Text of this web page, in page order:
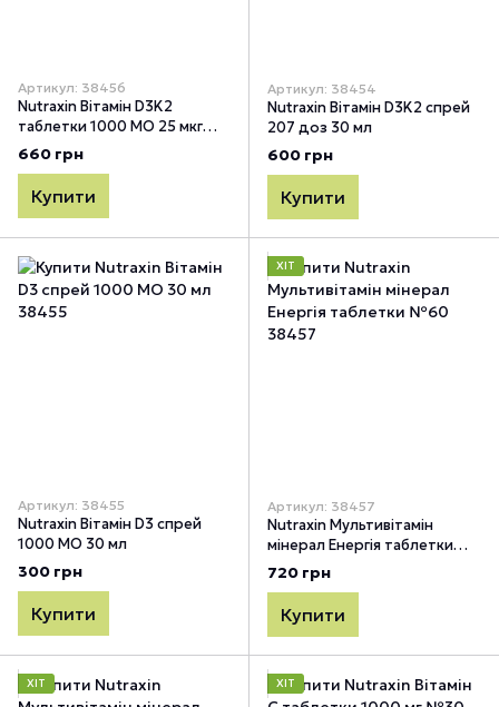
Артикул: 38456
Nutraxin Вітамін D3K2
таблетки 1000 МО 25 мкг
№120
660 грн
Купити
Артикул: 38454
Nutraxin Вітамін D3K2 спрей
207 доз 30 мл
600 грн
Купити
Артикул: 38455
Nutraxin Вітамін D3 спрей
1000 МО 30 мл
300 грн
Купити
ХІТ
Артикул: 38457
Nutraxin Мультивітамін
мінерал Енергія таблетки
№60
720 грн
Купити
ХІТ ХІТ